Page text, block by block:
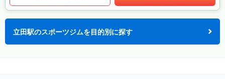
立田駅のスポーツジムを目的別に探す